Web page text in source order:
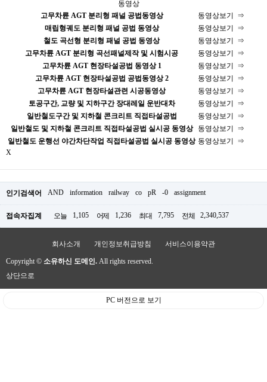
동영상
고무차륜 AGT 분리형 패널 공법동영상
동영상보기 ⇒
매립형궤도 분리형 패널 공법 동영상
동영상보기 ⇒
철도 곡선형 분리형 패널 공법 동영상
동영상보기 ⇒
고무차륜 AGT 분리형 곡선패널제작 및 시험시공
동영상보기 ⇒
고무차륜 AGT 현장타설공법 동영상 1
동영상보기 ⇒
고무차륜 AGT 현장타설공법 공법동영상 2
동영상보기 ⇒
고무차륜 AGT 현장타설관련 시공동영상
동영상보기 ⇒
토공구간, 교량 및 지하구간 장대레일 운반대차
동영상보기 ⇒
일반철도구간 및 지하철 콘크리트 직접타설공법
동영상보기 ⇒
일반철도 및 지하철 콘크리트 직접타설공법 실시공 동영상
동영상보기 ⇒
일반철도 운행선 야간차단작업 직접타설공법 실시공 동영상 동영상보기 ⇒
X
인기검색어 AND information railway co pR -0 assignment
접속자집계 오늘 1,105 어제 1,236 최대 7,795 전체 2,340,537
회사소개 개인정보취급방침 서비스이용약관
Copyright © 소유하신 도메인. All rights reserved.
상단으로
PC 버전으로 보기